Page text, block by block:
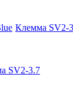
Клемма SV2-
SV2-3.7